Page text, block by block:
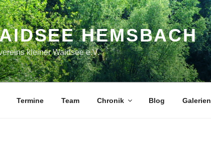
HEMSBACH
kleiner Waidsee e.V.
Termine Team Chronik Blog Galerien